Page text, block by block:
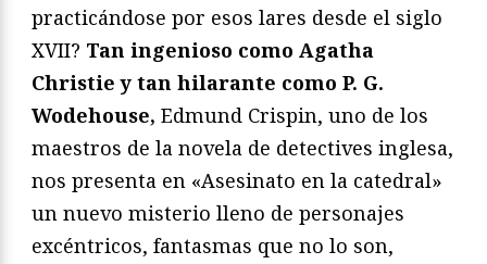
practicándose por esos lares desde el siglo
XVII? Tan ingenioso como Agatha
Christie y tan hilarante como P. G.
Wodehouse, Edmund Crispin, uno de los
maestros de la novela de detectives inglesa,
nos presenta en «Asesinato en la catedral»
un nuevo misterio lleno de personajes
excéntricos, fantasmas que no lo son,